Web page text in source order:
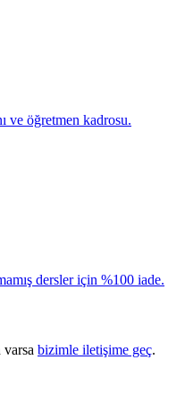
ve öğretmen kadrosu.
dersler için %100 iade.
bizimle iletişime geç.